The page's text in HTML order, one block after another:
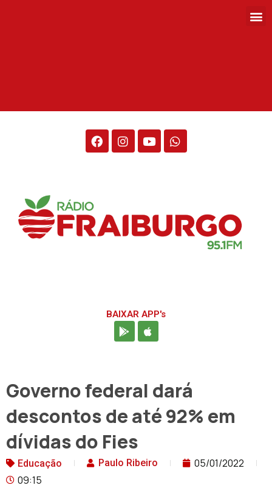
BAIXAR APP's
Governo federal dará
descontos de até 92% em
dívidas do Fies
Educação Paulo Ribeiro
05/01/2022
09:15